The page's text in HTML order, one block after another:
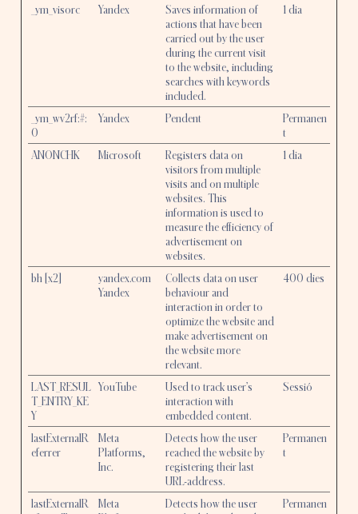
_ym_visorc Yandex
Saves information of
actions that have been
carried out by the user
during the current visit
to the website, including
searches with keywords
included.
1 dia
_ym_wv2rf:#:
0
Yandex Pendent
Permanen
t
ANONCHK
Microsoft
Registers data on
visitors from multiple
visits and on multiple
websites. This
information is used to
measure the efficiency of
advertisement on
websites.
1 dia
bh [x2]
yandex.com
Yandex
Collects data on user
behaviour and
interaction in order to
optimize the website and
make advertisement on
the website more
relevant.
400 dies
LAST_RESUL
T_ENTRY_KE
Y
YouTube
Used to track user’s
interaction with
embedded content.
Sessió
lastExternalR
eferrer
Meta
Platforms,
Inc.
Detects how the user
reached the website by
registering their last
URL-address.
Permanen
t
lastExternalR Meta
Detects how the user
Permanen